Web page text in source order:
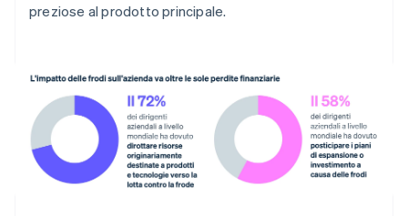
preziose al prodotto principale.